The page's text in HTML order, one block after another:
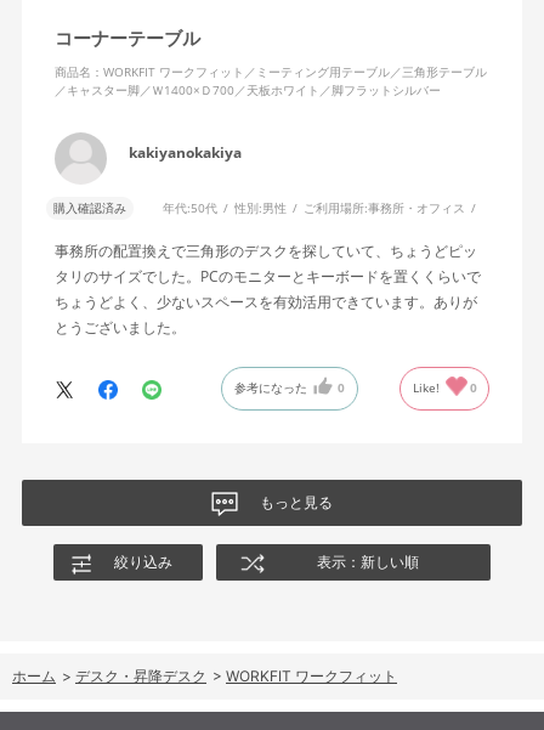
コーナーテーブル
商品名：WORKFIT ワークフィット／ミーティング用テーブル／三角形テーブル
／キャスター脚／Ｗ1400×Ｄ700／天板ホワイト／脚フラットシルバー
kakiyanokakiya
購入確認済み 年代:50代 性別:男性 ご利用場所:事務所・オフィス
事務所の配置換えで三角形のデスクを探していて、ちょうどピッ
タリのサイズでした。PCのモニターとキーボードを置くくらいで
ちょうどよく、少ないスペースを有効活用できています。ありが
とうございました。
参考になった 0 Like! 0
もっと見る
絞り込み 表示：新しい順
ホーム > デスク・昇降デスク > WORKFIT ワークフィット